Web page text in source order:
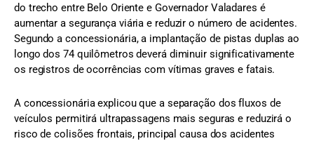
do trecho entre Belo Oriente e Governador Valadares é
aumentar a segurança viária e reduzir o número de acidentes.
Segundo a concessionária, a implantação de pistas duplas ao
longo dos 74 quilômetros deverá diminuir significativamente
os registros de ocorrências com vítimas graves e fatais.
A concessionária explicou que a separação dos fluxos de
veículos permitirá ultrapassagens mais seguras e reduzirá o
risco de colisões frontais, principal causa dos acidentes